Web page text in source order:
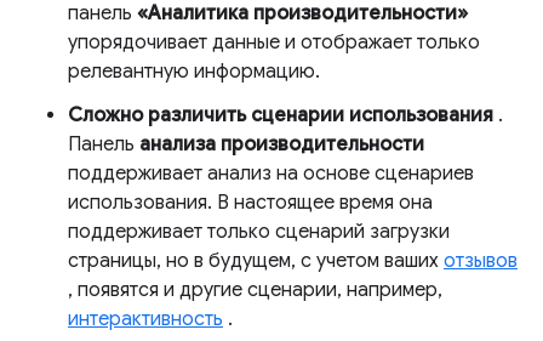
панель «Аналитика производительности»
упорядочивает данные и отображает только
релевантную информацию.
Сложно различить сценарии использования .
Панель анализа производительности
поддерживает анализ на основе сценариев
использования. В настоящее время она
поддерживает только сценарий загрузки
страницы, но в будущем, с учетом ваших отзывов
, появятся и другие сценарии, например,
интерактивность .